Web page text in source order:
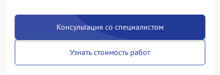
Консультация со специалистом
Узнать стоимость работ